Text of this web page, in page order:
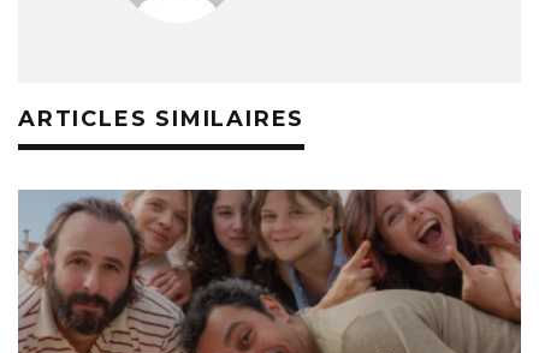
ARTICLES SIMILAIRES